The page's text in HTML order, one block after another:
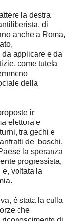
la destra
di
anche a Roma,
da applicare e da
come tutela
della
in
elettorale
tra gechi e
dei boschi,
la speranza
progressista,
e, voltata la
è stata la culla
che